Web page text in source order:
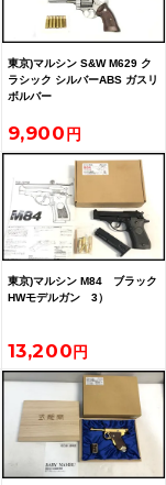
東京)マルシン S&W M629 ク
ラシック シルバーABS ガスリ
ボルバー
9,900
東京)マルシン M84 ブラック
HWモデルガン 3）
13,200